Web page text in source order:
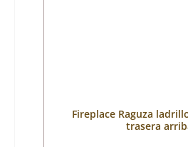
Fireplace Raguza
trasera